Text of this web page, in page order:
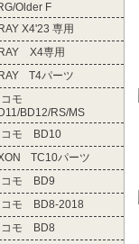
Older F
X4'23 専用
X4専用
T4パーツ
コモ
BD12/RS/MS
コモ BD10
TC10パーツ
コモ BD9
コモ BD8-2018
コモ BD8